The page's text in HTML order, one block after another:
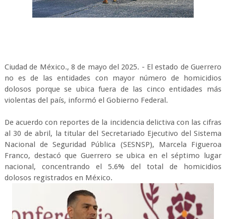
Ciudad de México., 8 de mayo del 2025. - El estado de Guerrero
no es de las entidades con mayor número de homicidios
dolosos porque se ubica fuera de las cinco entidades más
violentas del país, informó el Gobierno Federal.
De acuerdo con reportes de la incidencia delictiva con las cifras
al 30 de abril, la titular del Secretariado Ejecutivo del Sistema
Nacional de Seguridad Pública (SESNSP), Marcela Figueroa
Franco, destacó que Guerrero se ubica en el séptimo lugar
nacional, concentrando el 5.6% del total de homicidios
dolosos registrados en México.